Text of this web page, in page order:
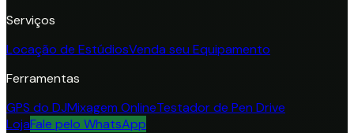
Serviços
Locação de EstúdiosVenda seu Equipamento
Ferramentas
GPS do DJMixagem OnlineTestador de Pen Drive
LojaFale pelo WhatsApp